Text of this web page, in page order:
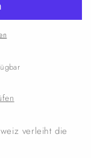
verleiht die